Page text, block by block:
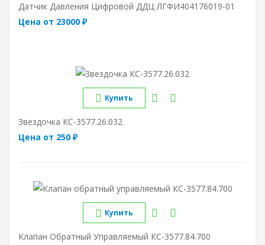
Датчик Давления Цифровой ДДЦ ЛГФИ404176019-01
Цена от 23000 ₽
Купить
Звездочка КС-3577.26.032
Цена от 250 ₽
Купить
Клапан Обратный Управляемый КС-3577.84.700